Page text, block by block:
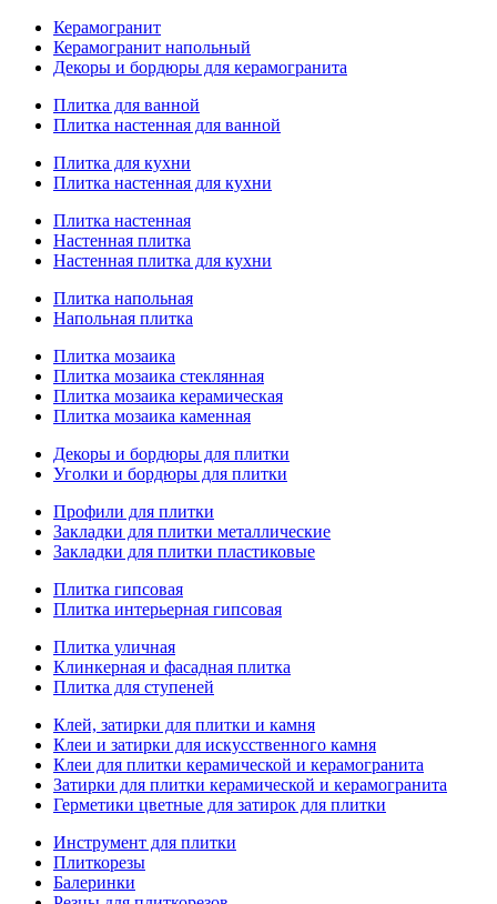
Керамогранит
Керамогранит напольный
Декоры и бордюры для керамогранита
Плитка для ванной
Плитка настенная для ванной
Плитка для кухни
Плитка настенная для кухни
Плитка настенная
Настенная плитка
Настенная плитка для кухни
Плитка напольная
Напольная плитка
Плитка мозаика
Плитка мозаика стеклянная
Плитка мозаика керамическая
Плитка мозаика каменная
Декоры и бордюры для плитки
Уголки и бордюры для плитки
Профили для плитки
Закладки для плитки металлические
Закладки для плитки пластиковые
Плитка гипсовая
Плитка интерьерная гипсовая
Плитка уличная
Клинкерная и фасадная плитка
Плитка для ступеней
Клей, затирки для плитки и камня
Клеи и затирки для искусственного камня
Клеи для плитки керамической и керамогранита
Затирки для плитки керамической и керамогранита
Герметики цветные для затирок для плитки
Инструмент для плитки
Плиткорезы
Балеринки